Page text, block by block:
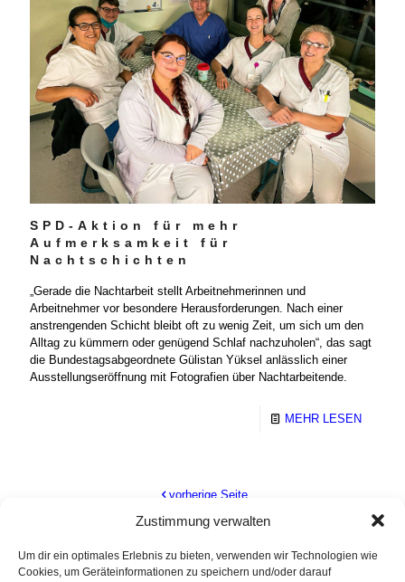
Zustimmung verwalten
Um dir ein optimales Erlebnis zu bieten, verwenden wir Technologien wie
Cookies, um Geräteinformationen zu speichern und/oder darauf
SPD-Aktion für mehr
Aufmerksamkeit für
Nachtschichten
„Gerade die Nachtarbeit stellt Arbeitnehmerinnen und
Arbeitnehmer vor besondere Herausforderungen. Nach einer
anstrengenden Schicht bleibt oft zu wenig Zeit, um sich um den
Alltag zu kümmern oder genügend Schlaf nachzuholen“, das sagt
die Bundestagsabgeordnete Gülistan Yüksel anlässlich einer
Ausstellungseröffnung mit Fotografien über Nachtarbeitende.
MEHR LESEN
vorherige Seite
1 2 3 4 5 6 7 8